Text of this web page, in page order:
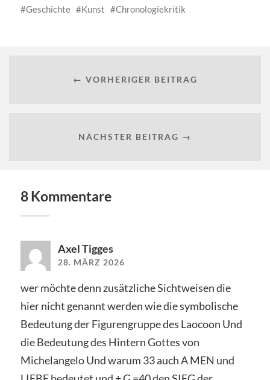
Geschichte
Kunst Chronologiekritik
← VORHERIGER BEITRAG
NÄCHSTER BEITRAG →
8 Kommentare
Axel Tigges
28. MÄRZ 2026
wer möchte denn zusätzliche Sichtweisen die
hier nicht genannt werden wie die symbolische
Bedeutung der Figurengruppe des Laocoon Und
die Bedeutung des Hintern Gottes von
Michelangelo Und warum 33 auch A MEN und